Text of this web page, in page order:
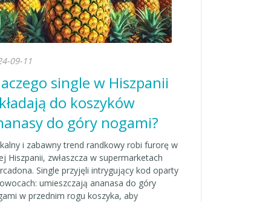
09-11
single w Hiszpanii
do koszyków
do góry nogami?
i zabawny trend randkowy robi furorę w
Hiszpanii, zwłaszcza w supermarketach
Single przyjęli intrygujący kod oparty
umieszczają ananasa do góry
w przednim rogu koszyka, aby